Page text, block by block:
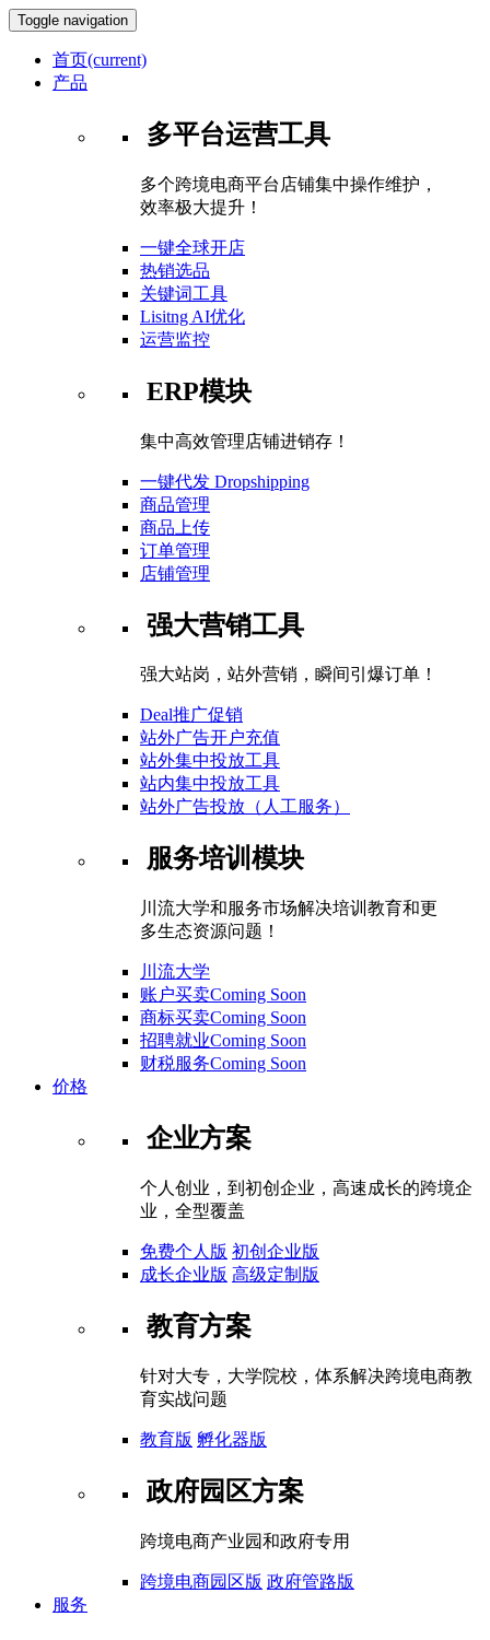
Toggle navigation
首页(current)
产品
多平台运营工具
多个跨境电商平台店铺集中操作维护，
效率极大提升！
一键全球开店
热销选品
关键词工具
Lisitng AI优化
运营监控
ERP模块
集中高效管理店铺进销存！
一键代发 Dropshipping
商品管理
商品上传
订单管理
店铺管理
强大营销工具
强大站岗，站外营销，瞬间引爆订单！
Deal推广促销
站外广告开户充值
站外集中投放工具
站内集中投放工具
站外广告投放（人工服务）
服务培训模块
川流大学和服务市场解决培训教育和更
多生态资源问题！
川流大学
账户买卖Coming Soon
商标买卖Coming Soon
招聘就业Coming Soon
财税服务Coming Soon
价格
企业方案
个人创业，到初创企业，高速成长的跨境企
业，全型覆盖
免费个人版 初创企业版
成长企业版 高级定制版
教育方案
针对大专，大学院校，体系解决跨境电商教
育实战问题
教育版 孵化器版
政府园区方案
跨境电商产业园和政府专用
跨境电商园区版 政府管路版
服务